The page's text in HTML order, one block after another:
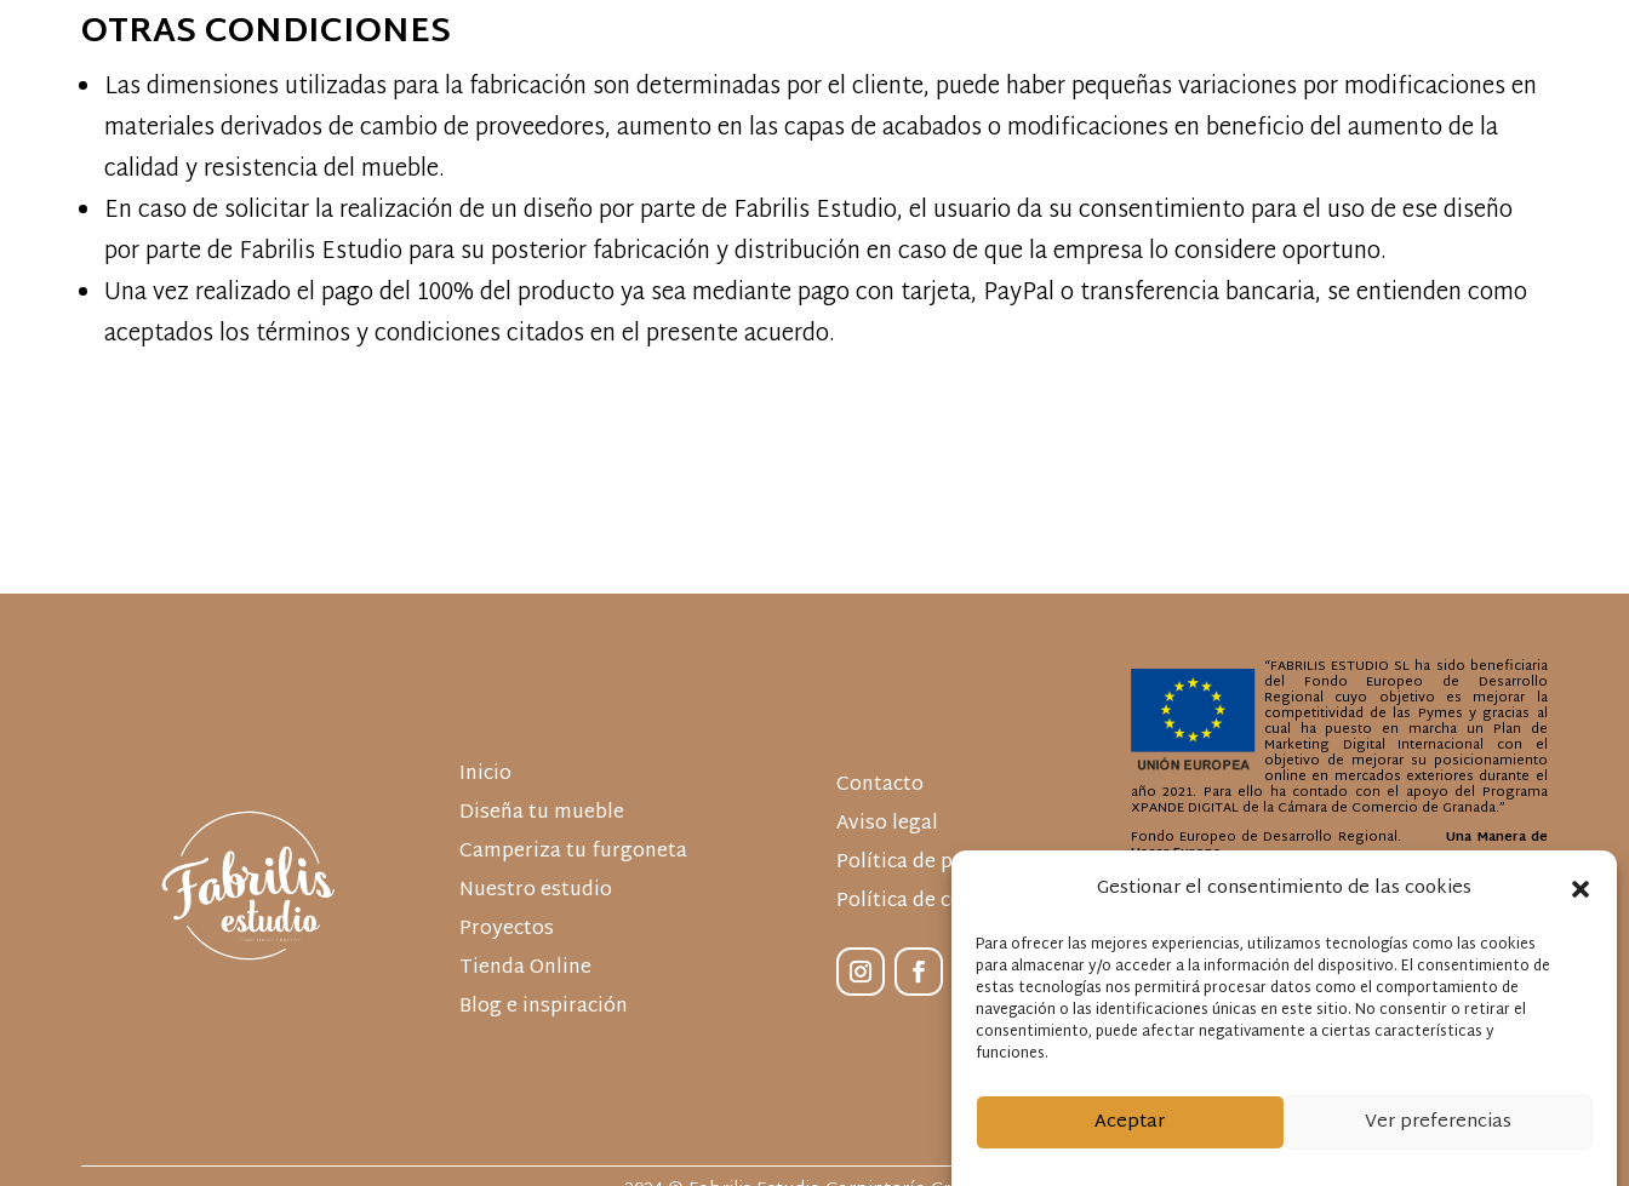
Gestionar el consentimiento de las cookies
Para ofrecer las mejores experiencias, utilizamos tecnologías como las cookies
para almacenar y/o acceder a la información del dispositivo. El consentimiento de
estas tecnologías nos permitirá procesar datos como el comportamiento de
navegación o las identificaciones únicas en este sitio. No consentir o retirar el
consentimiento, puede afectar negativamente a ciertas características y
funciones.
Aceptar Ver preferencias
OTRAS CONDICIONES
Las dimensiones utilizadas para la fabricación son determinadas por el cliente, puede haber pequeñas variaciones por modificaciones en
materiales derivados de cambio de proveedores, aumento en las capas de acabados o modificaciones en beneficio del aumento de la
calidad y resistencia del mueble.
En caso de solicitar la realización de un diseño por parte de Fabrilis Estudio, el usuario da su consentimiento para el uso de ese diseño
por parte de Fabrilis Estudio para su posterior fabricación y distribución en caso de que la empresa lo considere oportuno.
Una vez realizado el pago del 100% del producto ya sea mediante pago con tarjeta, PayPal o transferencia bancaria, se entienden como
aceptados los términos y condiciones citados en el presente acuerdo.
Inicio
Diseña tu mueble
Camperiza tu furgoneta
Nuestro estudio
Proyectos
Tienda Online
Blog e inspiración
Contacto
Aviso legal
Política de privacidad
Política de cookies
“FABRILIS ESTUDIO SL ha sido beneficiaria
del Fondo Europeo de Desarrollo
Regional cuyo objetivo es mejorar la
competitividad de las Pymes y gracias al
cual ha puesto en marcha un Plan de
Marketing Digital Internacional con el
objetivo de mejorar su posicionamiento
online en mercados exteriores durante el
año 2021. Para ello ha contado con el apoyo del Programa
XPANDE DIGITAL de la Cámara de Comercio de Granada.”
Fondo Europeo de Desarrollo Regional.Una Manera de
Hacer Europa
“FABRILIS ESTUDIO SL ha sido beneficiaria
del Fondo Europeo de Desarrollo
información y de las comunicaciones y el
acceso a las mismas y gracias al que ha
desarrollado una Web Corporativa con un
Ordenador Portátil y Dinamización de
Redes Sociales, para la mejora de competitividad y
productividad de la empresa. [03/05/2022]. Para ello ha
contado con el apoyo del Programa TicCámaras 2021 de la
Hacer Europa